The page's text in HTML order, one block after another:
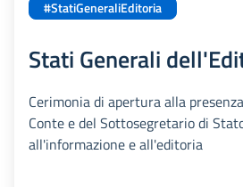
#StatiGeneraliEditoria
Stati Generali
Cerimonia di apertura alla
Conte e del Sottosegretario di
all'informazione e all'editoria